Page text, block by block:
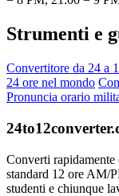
Strumenti e
Convertitore da 24 a
24 ore nel mondo
Pronuncia orario
24to12converter
Converti
standard 12 ore AM/
studenti e chiunque